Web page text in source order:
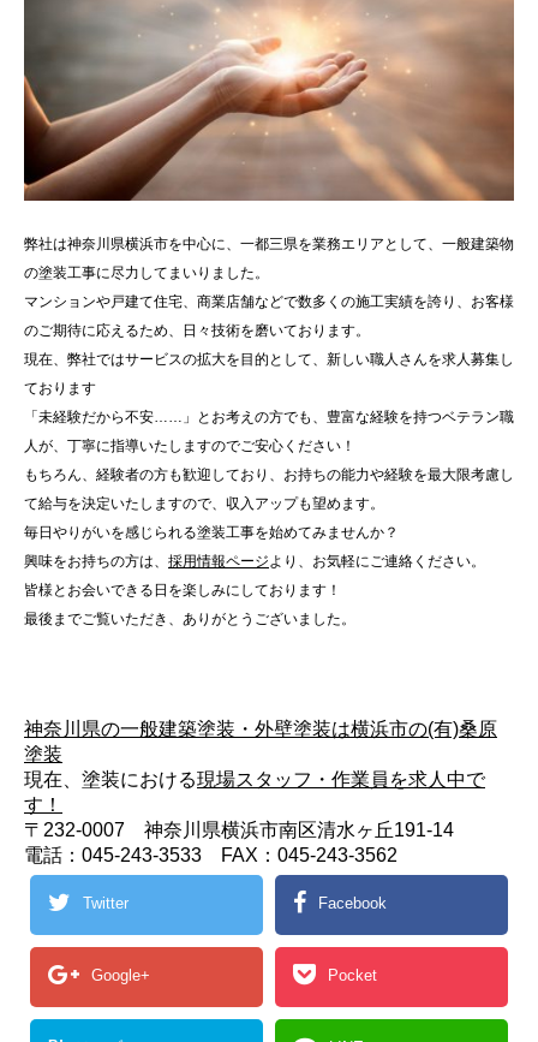
弊社は神奈川県横浜市を中心に、一都三県を業務エリアとして、一般建築物
の塗装工事に尽力してまいりました。
マンションや戸建て住宅、商業店舗などで数多くの施工実績を誇り、お客様
のご期待に応えるため、日々技術を磨いております。
現在、弊社ではサービスの拡大を目的として、新しい職人さんを求人募集し
ております
「未経験だから不安……」とお考えの方でも、豊富な経験を持つベテラン職
人が、丁寧に指導いたしますのでご安心ください！
もちろん、経験者の方も歓迎しており、お持ちの能力や経験を最大限考慮し
て給与を決定いたしますので、収入アップも望めます。
毎日やりがいを感じられる塗装工事を始めてみませんか？
興味をお持ちの方は、 採用情報ページより、お気軽にご連絡ください。
皆様とお会いできる日を楽しみにしております！
最後までご覧いただき、ありがとうございました。
神奈川県の一般建築塗装・外壁塗装は横浜市の(有)桑原
塗装
現在、塗装における現場スタッフ・作業員を求人中で
す！
〒232-0007 神奈川県横浜市南区清水ヶ丘191-14
電話：045-243-3533 FAX：045-243-3562
Twitter Facebook
Google+ Pocket